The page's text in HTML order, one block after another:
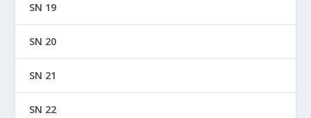
SN 19
SN 20
SN 21
SN 22